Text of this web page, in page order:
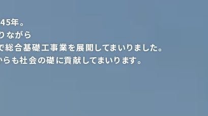
年｡
ながら
合基礎工事業を展開してまいりました｡
も社会の礎に貢献してまいります｡